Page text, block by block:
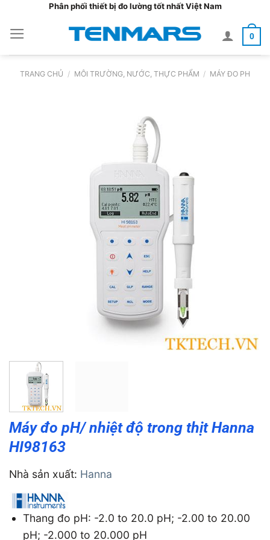
nội
dung
Phân phối thiết bị đo lường tốt nhất Việt Nam
0
TRANG CHỦ / MÔI TRƯỜNG, NƯỚC, THỰC PHẨM / MÁY ĐO PH
Máy đo pH/ nhiệt độ trong thịt Hanna
HI98163
Nhà sản xuất: Hanna
Thang đo pH: -2.0 to 20.0 pH; -2.00 to 20.00
pH; -2.000 to 20.000 pH